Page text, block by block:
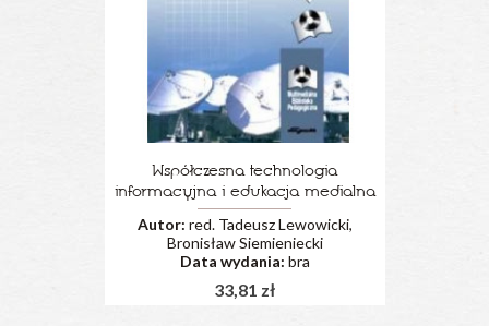
Współczesna technologia
informacyjna i edukacja medialna
Autor: red. Tadeusz Lewowicki,
Bronisław Siemieniecki
Data wydania: bra
33,81 zł